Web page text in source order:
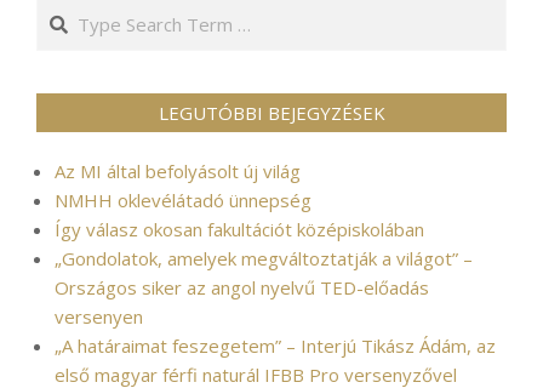
Search
LEGUTÓBBI BEJEGYZÉSEK
Az MI által befolyásolt új világ
NMHH oklevélátadó ünnepség
Így válasz okosan fakultációt középiskolában
„Gondolatok, amelyek megváltoztatják a világot” –
Országos siker az angol nyelvű TED-előadás
versenyen
„A határaimat feszegetem” – Interjú Tikász Ádám, az
első magyar férfi naturál IFBB Pro versenyzővel